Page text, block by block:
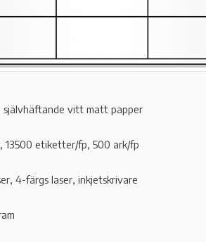
självhäftande vitt matt papper
13500 etiketter/fp, 500 ark/fp
4-färgs laser, inkjetskrivare